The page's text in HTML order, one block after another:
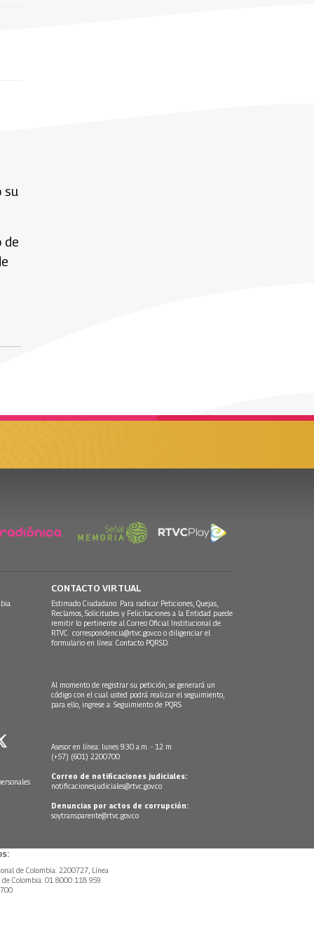
su
de
CONTACTO VIRTUAL
Estimado Ciudadano: Para radicar Peticiones, Quejas,
Reclamos, Solicitudes y Felicitaciones a la Entidad puede
remitir lo pertinente al Correo Oficial Institucional de
RTVC correspondencia@rtvc.gov.co o diligenciar el
formulario en línea: Contacto PQRSD.
Al momento de registrar su petición, se generará un
código con el cual usted podrá realizar el seguimiento,
para ello, ingrese a: Seguimiento de PQRS
Asesor en línea: lunes 9:30 a.m. - 12 m
(+57) (601) 2200700
Correo de notificaciones judiciales:
notificacionesjudiciales@rtvc.gov.co
Denuncias por actos de corrupción:
soytransparente@rtvc.gov.co
de Colombia: 2200727, Línea
Colombia: 01 8000 118 959.